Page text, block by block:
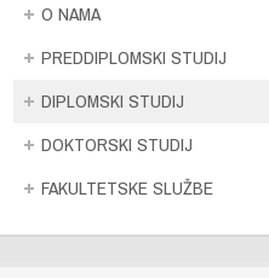
O NAMA
PREDDIPLOMSKI STUDIJ
DIPLOMSKI STUDIJ
DOKTORSKI STUDIJ
FAKULTETSKE SLUŽBE